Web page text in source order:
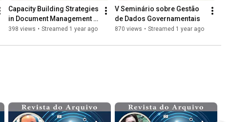
Capacity Building Strategies
in Document Management
for Municipalities in the SEI!
398 views • Streamed 1 year ago
V Seminário sobre Gestão
de Dados Governamentais
870 views • Streamed 1 year ago